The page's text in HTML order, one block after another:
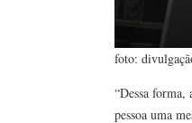
foto:
“Dessa
pessoa uma